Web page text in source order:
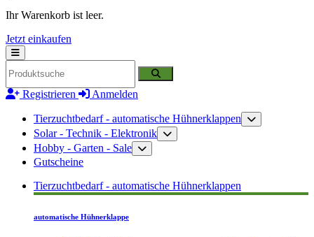
Ihr Warenkorb ist leer.
Jetzt einkaufen
Registrieren Anmelden
Tierzuchtbedarf - automatische Hühnerklappen
Solar - Technik - Elektronik
Hobby - Garten - Sale
Gutscheine
Tierzuchtbedarf - automatische Hühnerklappen
automatische Hühnerklappe